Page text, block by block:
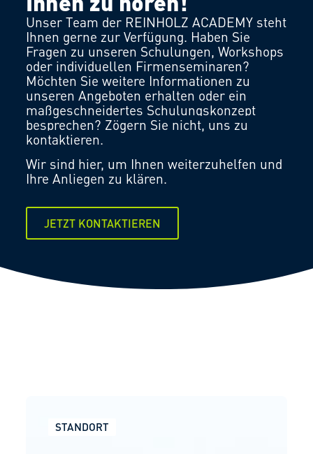
Unser Team der REINHOLZ ACADEMY steht
Ihnen gerne zur Verfügung. Haben Sie
Fragen zu unseren Schulungen, Workshops
oder individuellen Firmenseminaren?
Möchten Sie weitere Informationen zu
unseren Angeboten erhalten oder ein
maßgeschneidertes Schulungskonzept
besprechen? Zögern Sie nicht, uns zu
kontaktieren.
Wir sind hier, um Ihnen weiterzuhelfen und
Ihre Anliegen zu klären.
JETZT KONTAKTIEREN
STANDORT